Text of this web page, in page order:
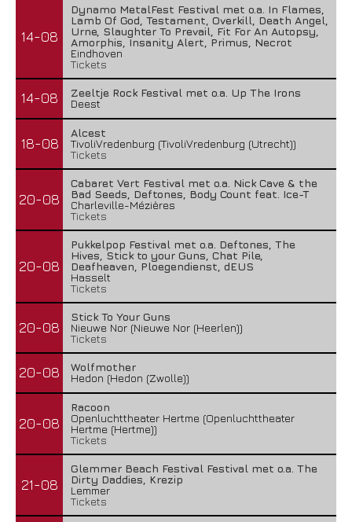
14-08
Dynamo MetalFest Festival met o.a. In Flames,
Lamb Of God, Testament, Overkill, Death Angel,
Urne, Slaughter To Prevail, Fit For An Autopsy,
Amorphis, Insanity Alert, Primus, Necrot
Eindhoven
Tickets
14-08
Zeeltje Rock Festival met o.a. Up The Irons
Deest
18-08
Alcest
TivoliVredenburg (TivoliVredenburg (Utrecht))
Tickets
20-08
Cabaret Vert Festival met o.a. Nick Cave & the
Bad Seeds, Deftones, Body Count feat. Ice-T
Charleville-Mézières
Tickets
20-08
Pukkelpop Festival met o.a. Deftones, The
Hives, Stick to your Guns, Chat Pile,
Deafheaven, Ploegendienst, dEUS
Hasselt
Tickets
20-08
Stick To Your Guns
Nieuwe Nor (Nieuwe Nor (Heerlen))
Tickets
20-08
Wolfmother
Hedon (Hedon (Zwolle))
20-08
Racoon
Openluchttheater Hertme (Openluchttheater
Hertme (Hertme))
Tickets
21-08
Glemmer Beach Festival Festival met o.a. The
Dirty Daddies, Krezip
Lemmer
Tickets